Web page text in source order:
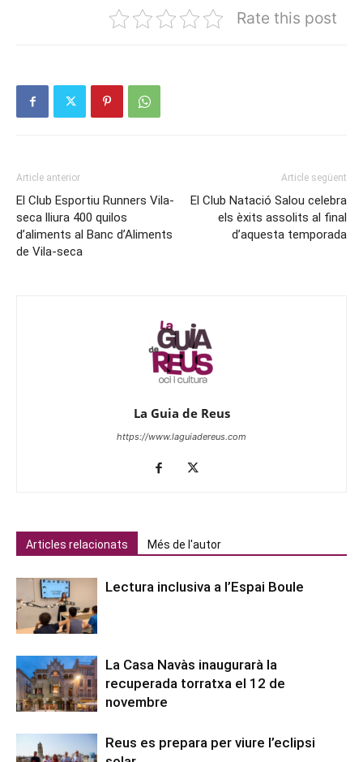
Rate this post
Article anterior
El Club Esportiu Runners Vila-
seca lliura 400 quilos
d’aliments al Banc d’Aliments
de Vila-seca
Article següent
El Club Natació Salou celebra
els èxits assolits al final
d’aquesta temporada
La Guia de Reus
https://www.laguiadereus.com
Articles relacionats Més de l'autor
Lectura inclusiva a l’Espai Boule
La Casa Navàs inaugurarà la
recuperada torratxa el 12 de
novembre
Reus es prepara per viure l’eclipsi